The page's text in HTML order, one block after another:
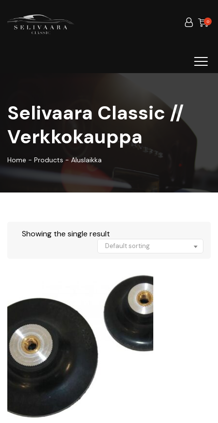
0
Selivaara Classic //
Verkkokauppa
Home - Products - Aluslaikka
Showing the single result
Default sorting